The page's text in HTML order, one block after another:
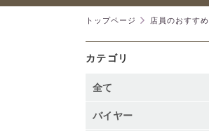
トップページ 店員のおすすめ
カテゴリ
全て
バイヤー